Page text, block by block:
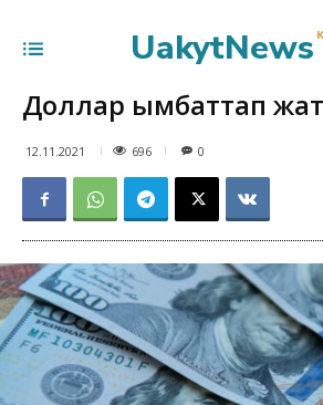
UakytNews
Доллар қымбаттап
12.11.2021 696 0